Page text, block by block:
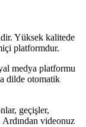
Yüksek kalitede
platformdur.
medya platformu
dilde otomatik
geçişler,
videonuz